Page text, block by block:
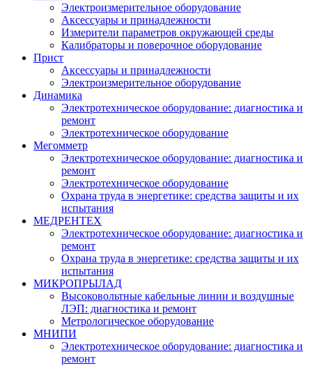
Электроизмерительное оборудование
Аксессуары и принадлежности
Измерители параметров окружающей среды
Калибраторы и поверочное оборудование
Прист
Аксессуары и принадлежности
Электроизмерительное оборудование
Динамика
Электротехническое оборудование: диагностика и
ремонт
Электротехническое оборудование
Мегомметр
Электротехническое оборудование: диагностика и
ремонт
Электротехническое оборудование
Охрана труда в энергетике: средства защиты и их
испытания
МЕДРЕНТЕХ
Электротехническое оборудование: диагностика и
ремонт
Охрана труда в энергетике: средства защиты и их
испытания
МИКРОПРЫЛАД
Высоковольтные кабельные линии и воздушные
ЛЭП: диагностика и ремонт
Метрологическое оборудование
МНИПИ
Электротехническое оборудование: диагностика и
ремонт